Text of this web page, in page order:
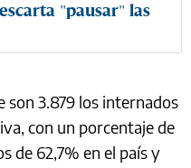
"pausar" las
son 3.879 los internados
con un porcentaje de
de 62,7% en el país y